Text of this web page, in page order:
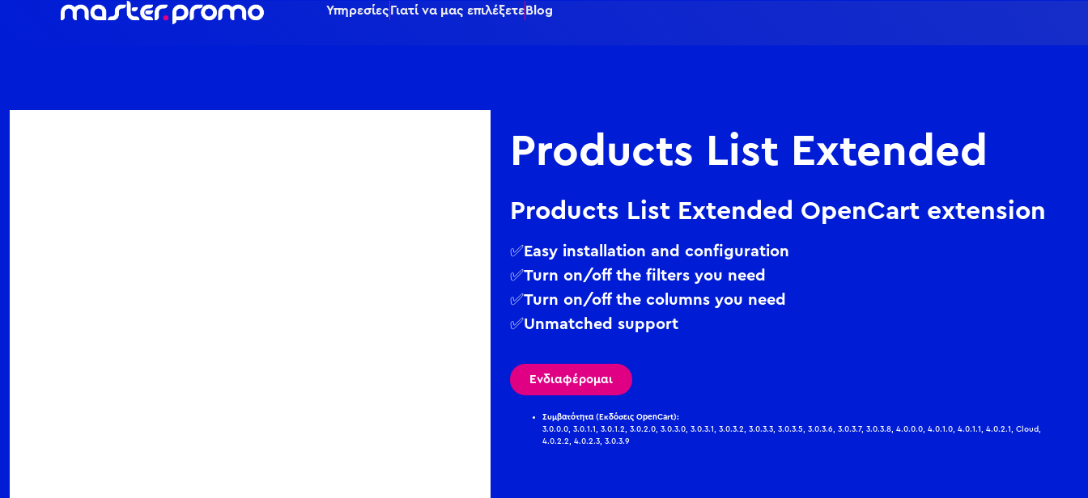
Υπηρεσίες Γιατί να μας επιλέξετε Blog
Products List Extended
Products List Extended OpenCart extension
✅Easy installation and configuration
✅Turn on/off the filters you need
✅Turn on/off the columns you need
✅Unmatched support
Ενδιαφέρομαι
Συμβατότητα (Εκδόσεις OpenCart):
3.0.0.0, 3.0.1.1, 3.0.1.2, 3.0.2.0, 3.0.3.0, 3.0.3.1, 3.0.3.2, 3.0.3.3, 3.0.3.5, 3.0.3.6, 3.0.3.7, 3.0.3.8, 4.0.0.0, 4.0.1.0, 4.0.1.1, 4.0.2.1, Cloud,
4.0.2.2, 4.0.2.3, 3.0.3.9